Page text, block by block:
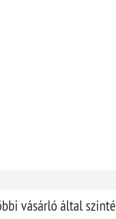
vásárló által